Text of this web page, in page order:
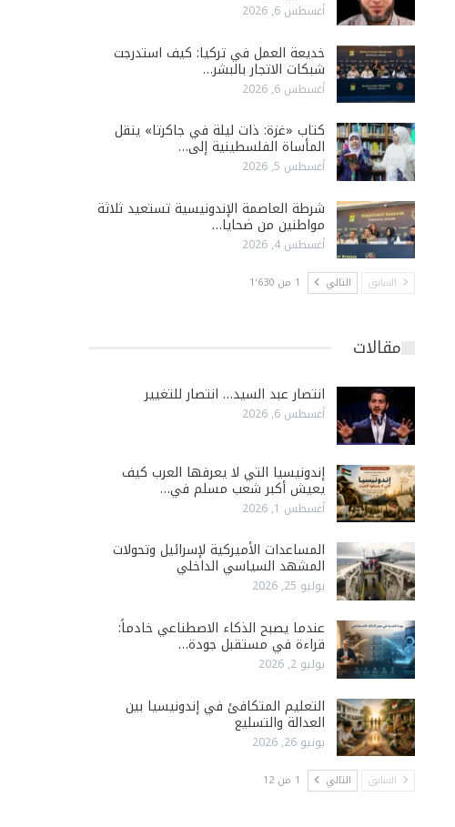
أغسطس 6, 2026
خديعة العمل في تركيا: كيف استدرجت
شبكات الاتجار بالبشر…
أغسطس 6, 2026
كتاب «غزة: ذات ليلة في جاكرتا» ينقل
المأساة الفلسطينية إلى…
أغسطس 5, 2026
شرطة العاصمة الإندونيسية تستعيد ثلاثة
مواطنين من ضحايا…
أغسطس 4, 2026
السابق التالي 1 من 1٬630
مقالات
انتصار عبد السيد… انتصار للتغيير
أغسطس 6, 2026
إندونيسيا التي لا يعرفها العرب كيف
يعيش أكبر شعب مسلم في…
أغسطس 1, 2026
المساعدات الأميركية لإسرائيل وتحولات
المشهد السياسي الداخلي
يوليو 25, 2026
عندما يصبح الذكاء الاصطناعي خادماً:
قراءة في مستقبل جودة…
يوليو 2, 2026
التعليم المتكافئ في إندونيسيا بين
العدالة والتسليع
يونيو 26, 2026
السابق التالي 1 من 12